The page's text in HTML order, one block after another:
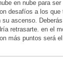
en nube para
desafíos a los
ascenso.
retrasarte. en el
más puntos será el